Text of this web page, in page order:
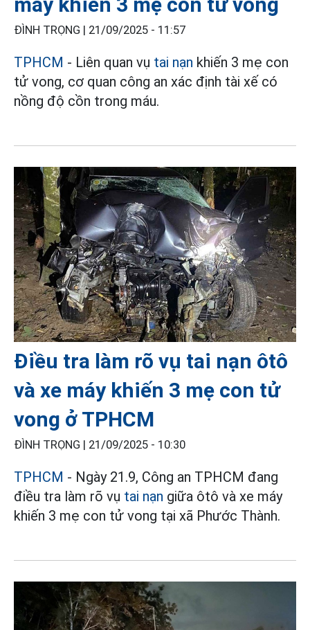
ĐÌNH TRỌNG | 21/09/2025 - 11:57
TPHCM - Liên quan vụ tai nạn khiến 3 mẹ con
tử vong, cơ quan công an xác định tài xế có
nồng độ cồn trong máu.
Điều tra làm rõ vụ tai nạn ôtô
và xe máy khiến 3 mẹ con tử
vong ở TPHCM
ĐÌNH TRỌNG | 21/09/2025 - 10:30
TPHCM - Ngày 21.9, Công an TPHCM đang
điều tra làm rõ vụ tai nạn giữa ôtô và xe máy
khiến 3 mẹ con tử vong tại xã Phước Thành.